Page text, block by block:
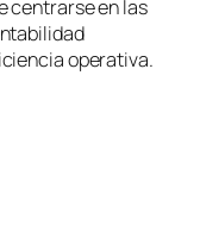
centrarse en las
operativa.